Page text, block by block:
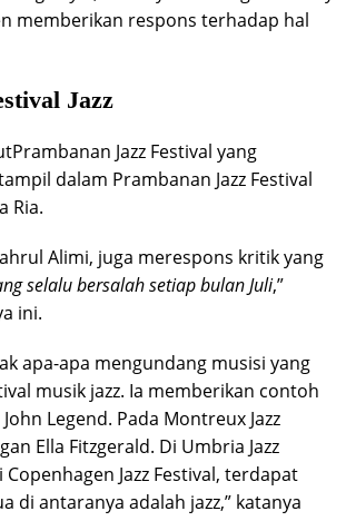
memberikan respons terhadap hal
Jazz
Jazz Festival yang
dalam Prambanan Jazz Festival
Ria.
Alimi, juga merespons kritik yang
selalu bersalah setiap bulan Juli,”
ini.
apa-apa mengundang musisi yang
musik jazz. Ia memberikan contoh
Legend. Pada Montreux Jazz
Ella Fitzgerald. Di Umbria Jazz
Jazz Festival, terdapat
antaranya adalah jazz,” katanya